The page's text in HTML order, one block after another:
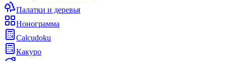
Палатки и деревья
Нонограмма
Calcudoku
Какуро